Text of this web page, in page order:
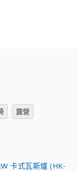
露營
卡式瓦斯爐 (HK-